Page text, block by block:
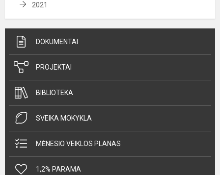
2021
DOKUMENTAI
PROJEKTAI
BIBLIOTEKA
SVEIKA MOKYKLA
MĖNESIO VEIKLOS PLANAS
1,2% PARAMA